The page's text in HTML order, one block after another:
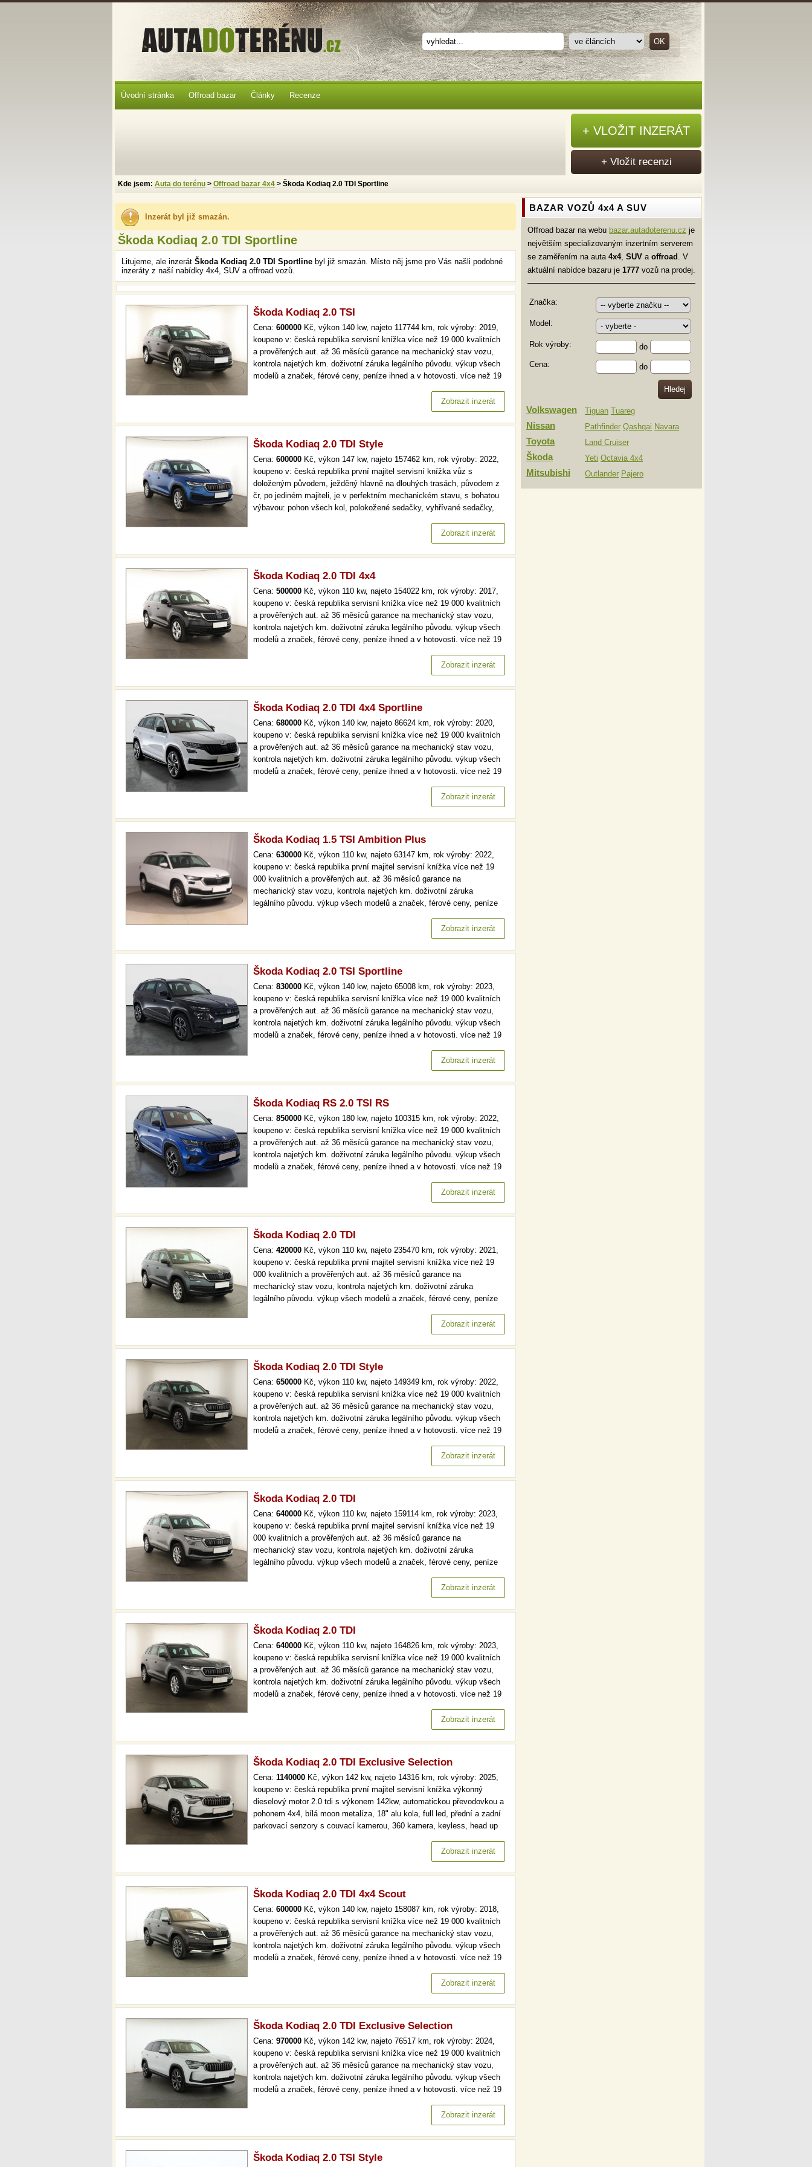
Inzerát byl již smazán.
Škoda Kodiaq 2.0 TDI Sportline
Litujeme, ale inzerát Škoda Kodiaq 2.0 TDI Sportline byl již smazán. Místo něj jsme pro Vás našli podobné
inzeráty z naší nabídky 4x4, SUV a offroad vozů.
Škoda Kodiaq 2.0 TSI
Cena: 600000 Kč, výkon 140 kw, najeto 117744 km, rok výroby: 2019,
koupeno v: česká republika servisní knížka více než 19 000 kvalitních
a prověřených aut. až 36 měsíců garance na mechanický stav vozu,
kontrola najetých km. doživotní záruka legálního původu. výkup všech
modelů a značek, férové ceny, peníze ihned a v hotovosti. více než 19
mechanický stav vozu, kontrola najetých km. doživotní záruka…
Zobrazit inzerát
Škoda Kodiaq 2.0 TDI Style
Cena: 600000 Kč, výkon 147 kw, najeto 157462 km, rok výroby: 2022,
koupeno v: česká republika první majitel servisní knížka vůz s
doloženým původem, ježděný hlavně na dlouhých trasách, původem z
čr, po jediném majiteli, je v perfektním mechanickém stavu, s bohatou
výbavou: pohon všech kol, polokožené sedačky, vyhřívané sedačky,
kvalitních a prověřených aut. až 36 měsíců garance na mechanický…
Zobrazit inzerát
Škoda Kodiaq 2.0 TDI 4x4
Cena: 500000 Kč, výkon 110 kw, najeto 154022 km, rok výroby: 2017,
koupeno v: česká republika servisní knížka více než 19 000 kvalitních
a prověřených aut. až 36 měsíců garance na mechanický stav vozu,
kontrola najetých km. doživotní záruka legálního původu. výkup všech
modelů a značek, férové ceny, peníze ihned a v hotovosti. více než 19
mechanický stav vozu, kontrola najetých km. doživotní záruka…
Zobrazit inzerát
Škoda Kodiaq 2.0 TDI 4x4 Sportline
Cena: 680000 Kč, výkon 140 kw, najeto 86624 km, rok výroby: 2020,
koupeno v: česká republika servisní knížka více než 19 000 kvalitních
a prověřených aut. až 36 měsíců garance na mechanický stav vozu,
kontrola najetých km. doživotní záruka legálního původu. výkup všech
modelů a značek, férové ceny, peníze ihned a v hotovosti. více než 19
mechanický stav vozu, kontrola najetých km. doživotní záruka…
Zobrazit inzerát
Škoda Kodiaq 1.5 TSI Ambition Plus
Cena: 630000 Kč, výkon 110 kw, najeto 63147 km, rok výroby: 2022,
koupeno v: česká republika první majitel servisní knížka více než 19
000 kvalitních a prověřených aut. až 36 měsíců garance na
mechanický stav vozu, kontrola najetých km. doživotní záruka
legálního původu. výkup všech modelů a značek, férové ceny, peníze
36 měsíců garance na mechanický stav vozu, kontrola najetých km.…
Zobrazit inzerát
Škoda Kodiaq 2.0 TSI Sportline
Cena: 830000 Kč, výkon 140 kw, najeto 65008 km, rok výroby: 2023,
koupeno v: česká republika servisní knížka více než 19 000 kvalitních
a prověřených aut. až 36 měsíců garance na mechanický stav vozu,
kontrola najetých km. doživotní záruka legálního původu. výkup všech
modelů a značek, férové ceny, peníze ihned a v hotovosti. více než 19
mechanický stav vozu, kontrola najetých km. doživotní záruka…
Zobrazit inzerát
Škoda Kodiaq RS 2.0 TSI RS
Cena: 850000 Kč, výkon 180 kw, najeto 100315 km, rok výroby: 2022,
koupeno v: česká republika servisní knížka více než 19 000 kvalitních
a prověřených aut. až 36 měsíců garance na mechanický stav vozu,
kontrola najetých km. doživotní záruka legálního původu. výkup všech
modelů a značek, férové ceny, peníze ihned a v hotovosti. více než 19
mechanický stav vozu, kontrola najetých km. doživotní záruka…
Zobrazit inzerát
Škoda Kodiaq 2.0 TDI
Cena: 420000 Kč, výkon 110 kw, najeto 235470 km, rok výroby: 2021,
koupeno v: česká republika první majitel servisní knížka více než 19
000 kvalitních a prověřených aut. až 36 měsíců garance na
mechanický stav vozu, kontrola najetých km. doživotní záruka
legálního původu. výkup všech modelů a značek, férové ceny, peníze
36 měsíců garance na mechanický stav vozu, kontrola najetých km.…
Zobrazit inzerát
Škoda Kodiaq 2.0 TDI Style
Cena: 650000 Kč, výkon 110 kw, najeto 149349 km, rok výroby: 2022,
koupeno v: česká republika servisní knížka více než 19 000 kvalitních
a prověřených aut. až 36 měsíců garance na mechanický stav vozu,
kontrola najetých km. doživotní záruka legálního původu. výkup všech
modelů a značek, férové ceny, peníze ihned a v hotovosti. více než 19
mechanický stav vozu, kontrola najetých km. doživotní záruka…
Zobrazit inzerát
Škoda Kodiaq 2.0 TDI
Cena: 640000 Kč, výkon 110 kw, najeto 159114 km, rok výroby: 2023,
koupeno v: česká republika první majitel servisní knížka více než 19
000 kvalitních a prověřených aut. až 36 měsíců garance na
mechanický stav vozu, kontrola najetých km. doživotní záruka
legálního původu. výkup všech modelů a značek, férové ceny, peníze
36 měsíců garance na mechanický stav vozu, kontrola najetých km.…
Zobrazit inzerát
Škoda Kodiaq 2.0 TDI
Cena: 640000 Kč, výkon 110 kw, najeto 164826 km, rok výroby: 2023,
koupeno v: česká republika servisní knížka více než 19 000 kvalitních
a prověřených aut. až 36 měsíců garance na mechanický stav vozu,
kontrola najetých km. doživotní záruka legálního původu. výkup všech
modelů a značek, férové ceny, peníze ihned a v hotovosti. více než 19
mechanický stav vozu, kontrola najetých km. doživotní záruka…
Zobrazit inzerát
Škoda Kodiaq 2.0 TDI Exclusive Selection
Cena: 1140000 Kč, výkon 142 kw, najeto 14316 km, rok výroby: 2025,
koupeno v: česká republika první majitel servisní knížka výkonný
dieselový motor 2.0 tdi s výkonem 142kw, automatickou převodovkou a
pohonem 4x4, bílá moon metalíza, 18" alu kola, full led, přední a zadní
parkovací senzory s couvací kamerou, 360 kamera, keyless, head up
mrtvého úhlu, adaptivní tempomat, elektricky posuvná…Zobrazit inzerát
Škoda Kodiaq 2.0 TDI 4x4 Scout
Cena: 600000 Kč, výkon 140 kw, najeto 158087 km, rok výroby: 2018,
koupeno v: česká republika servisní knížka více než 19 000 kvalitních
a prověřených aut. až 36 měsíců garance na mechanický stav vozu,
kontrola najetých km. doživotní záruka legálního původu. výkup všech
modelů a značek, férové ceny, peníze ihned a v hotovosti. více než 19
mechanický stav vozu, kontrola najetých km. doživotní záruka…
Zobrazit inzerát
Škoda Kodiaq 2.0 TDI Exclusive Selection
Cena: 970000 Kč, výkon 142 kw, najeto 76517 km, rok výroby: 2024,
koupeno v: česká republika servisní knížka více než 19 000 kvalitních
a prověřených aut. až 36 měsíců garance na mechanický stav vozu,
kontrola najetých km. doživotní záruka legálního původu. výkup všech
modelů a značek, férové ceny, peníze ihned a v hotovosti. více než 19
mechanický stav vozu, kontrola najetých km. doživotní záruka…
Zobrazit inzerát
Škoda Kodiaq 2.0 TSI Style
BAZAR VOZŮ 4x4 A SUV
Offroad bazar na webu bazar.autadoterenu.cz je
největším specializovaným inzertním serverem
se zaměřením na auta 4x4, SUV a offroad . V
aktuální nabídce bazaru je 1777 vozů na prodej.
Značka:
Model:
Rok výroby:
do
Cena:
do
Volkswagen Tiguan Tuareg
Nissan Pathfinder Qashqai Navara
Toyota Land Cruiser
Škoda Yeti Octavia 4x4
Mitsubishi Outlander Pajero
Úvodní stránka Offroad bazar Články Recenze
Kde jsem: Auta do terénu > Offroad bazar 4x4 > Škoda Kodiaq 2.0 TDI Sportline
+ VLOŽIT INZERÁT
+ Vložit recenzi